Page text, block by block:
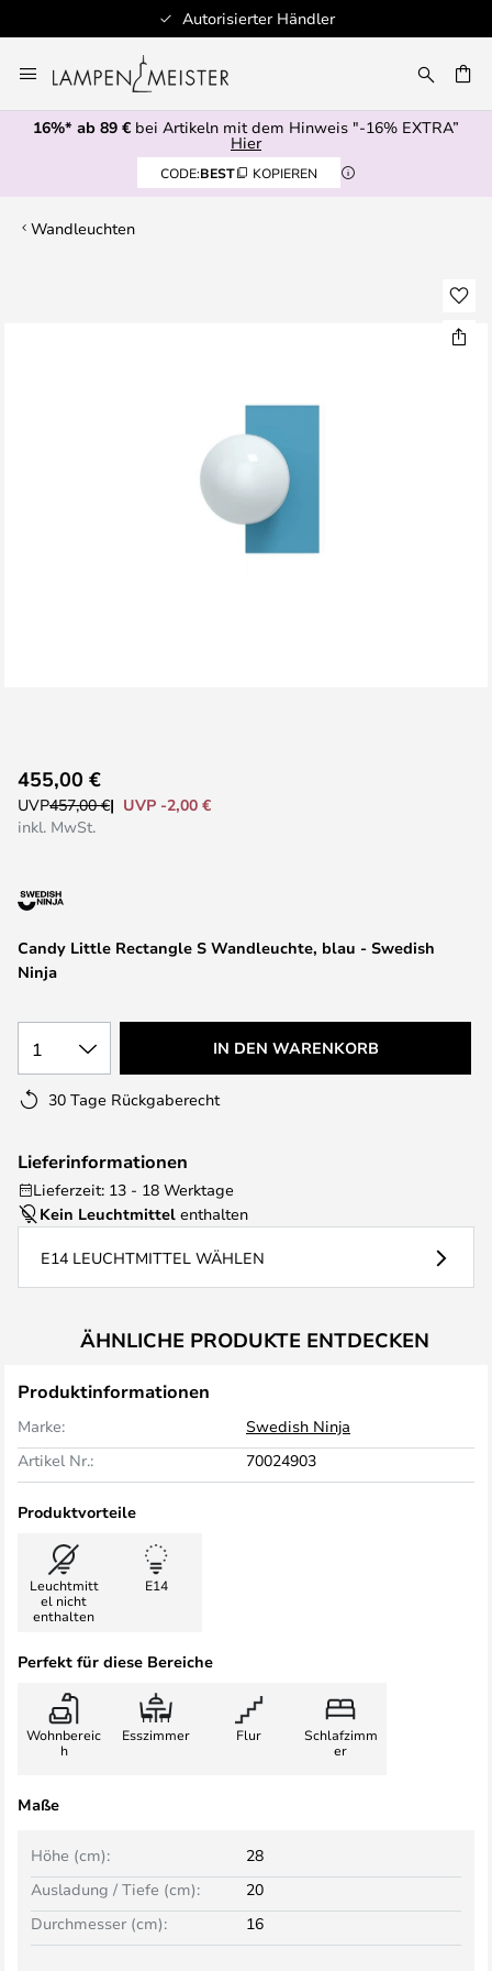
Autorisierter Händler
Inhalt
springen
16%* ab 89 € bei Artikeln mit dem Hinweis "-16% EXTRA”
Hier
CODE:BEST KOPIEREN
Wandleuchten
Anfang
der
Candy Little Rectangle S Wandleuchte, blau - Swedish
Ninja
455,00 €
UVP457,00 €
UVP -2,00 €
inkl. MwSt.
1 IN DEN WARENKORB
30 Tage Rückgaberecht
Lieferinformationen
Lieferzeit: 13 - 18 Werktage
Kein Leuchtmittel enthalten
E14 LEUCHTMITTEL WÄHLEN
ÄHNLICHE PRODUKTE ENTDECKEN
Produktinformationen
Marke:
Swedish Ninja
Artikel Nr.:
70024903
Produktvorteile
Leuchtmitt
el nicht
enthalten
E14
Perfekt für diese Bereiche
Wohnbereic
h
Esszimmer Flur
Schlafzimm
er
Maße
Höhe (cm):
28
Ausladung / Tiefe (cm):
20
Durchmesser (cm):
16